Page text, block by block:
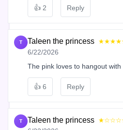
👍 2 Reply
T Taleen the princess
6/22/2026
The pink loves to hangout
👍 6 Reply
T Taleen the princess